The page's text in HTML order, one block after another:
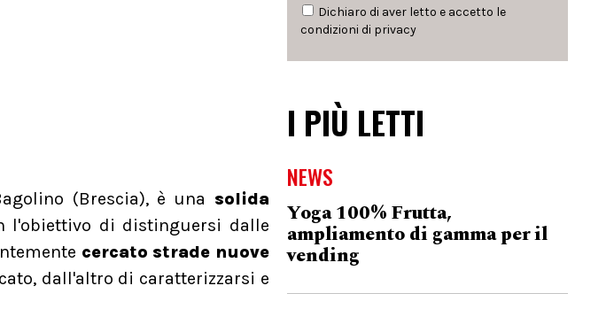
(Brescia), è una solida
l'obiettivo di distinguersi dalle
cercato strade nuove
dall'altro di caratterizzarsi e
Dichiaro di aver letto e accetto le
condizioni di privacy
I PIÙ LETTI
NEWS
Yoga 100% Frutta,
ampliamento di gamma per il
vending